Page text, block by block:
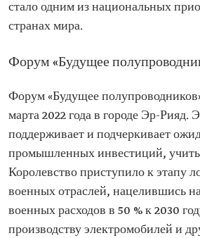
стало одним из национальных
странах мира.
Форум «Будущее
Форум «Будущее
марта 2022 года в городе Эр-Рияд.
поддерживает и подчеркивает
промышленных инвестиций,
Королевство приступило к этапу
военных отраслей, нацелившись
военных расходов в 50 % к 2030
производству электромобилей и